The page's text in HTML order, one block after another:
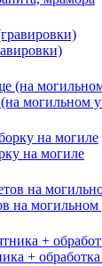
могильном
на могиле
на могильном
+